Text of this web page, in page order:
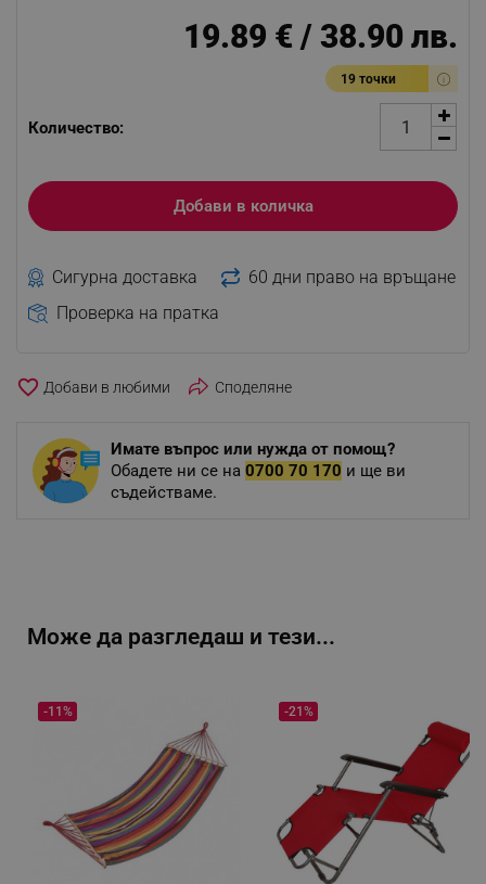
19.89 € / 38.90 лв.
19 точки
Количество:
Добави в количка
Сигурна доставка
60 дни право на връщане
Проверка на пратка
favorite_border Споделяне
Имате въпрос или нужда от помощ?
Обадете ни се на 0700 70 170 и ще ви
съдействаме.
Може да разгледаш и тези...
-11% -21%